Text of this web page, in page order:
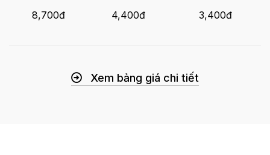
8,700đ 4,400đ 3,400đ
Xem bảng giá chi tiết